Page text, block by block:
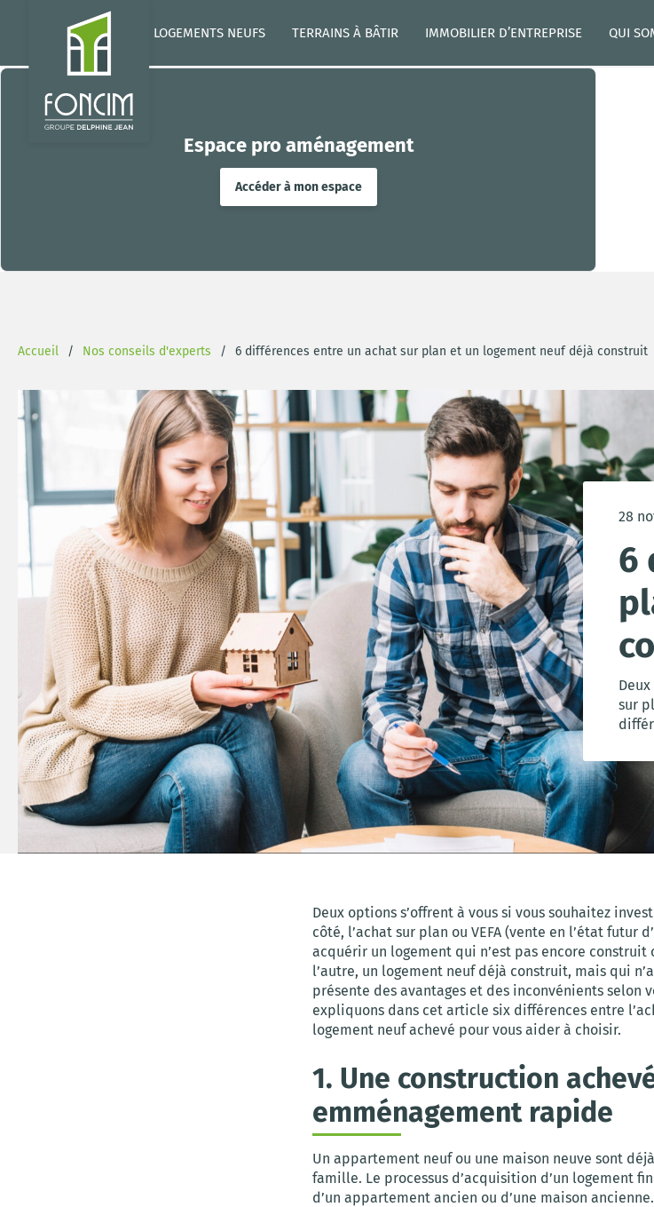
LOGEMENTS NEUFS TERRAINS À BÂTIR IMMOBILIER D’ENTREPRISE QUI
Espace pro aménagement
Accéder à mon espace
Accueil Nos conseils d'experts 6 différences entre un achat sur plan et un logement neuf déjà construit
28
6
sur
Deux options s’offrent à vous si vous souhaitez
côté, l’achat sur plan ou VEFA (vente en l’état futur
acquérir un logement qui n’est pas encore construit
l’autre, un logement neuf déjà construit, mais qui
présente des avantages et des inconvénients selon
expliquons dans cet article six différences entre
logement neuf achevé pour vous aider à choisir.
1. Une construction
emménagement rapide
Un appartement neuf ou une maison neuve sont
famille. Le processus d’acquisition d’un logement
d’un appartement ancien ou d’une maison